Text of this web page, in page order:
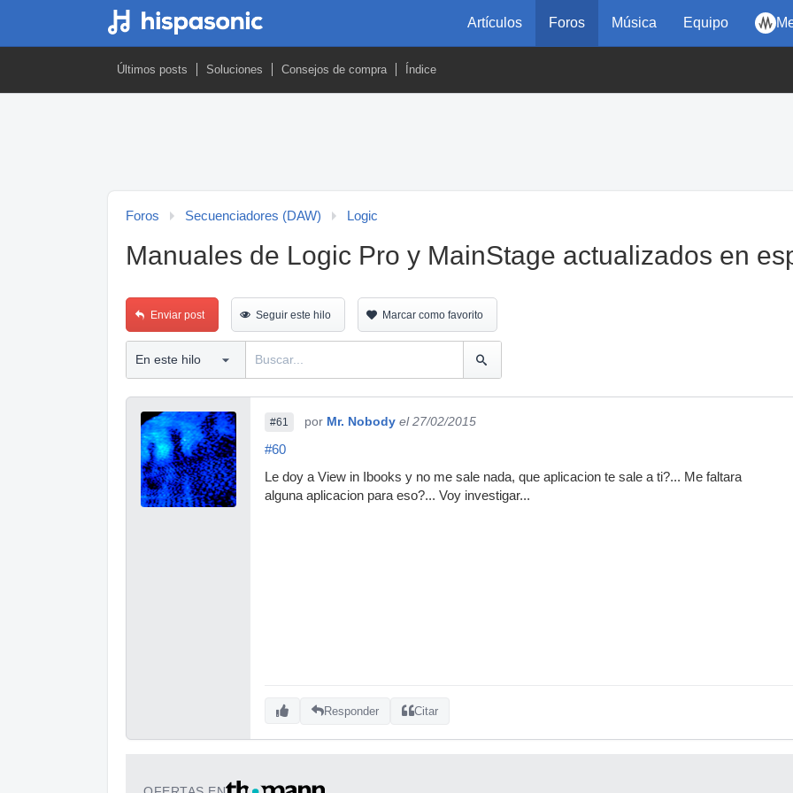
Artículos Foros Música Equipo
Últimos posts Soluciones Consejos de compra Índice
Foros Secuenciadores (DAW) Logic
Manuales de Logic Pro y MainStage actualizados en
Enviar post Seguir este hilo Marcar como favorito
#61 por Mr. Nobody el 27/02/2015
#60
Le doy a View in Ibooks y no me sale nada, que aplicacion te sale a ti?... Me faltara
alguna aplicacion para eso?... Voy investigar...
Responder Citar